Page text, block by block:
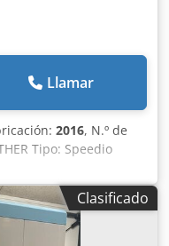
Llamar
2016, N.º de
Tipo: Speedio
de control: CNC
País de
700 mm Recorrido
300 mm Potencia del
de velocidad del
Clasificado